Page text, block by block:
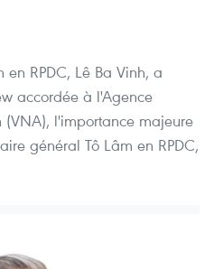
RPDC, Lê Ba Vinh, a
accordée à l'Agence
l'importance majeure
général Tô Lâm en RPDC,